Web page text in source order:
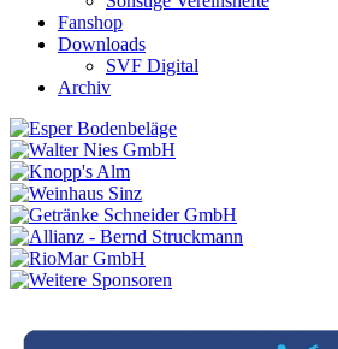
Fanshop
Downloads
SVF Digital
Archiv